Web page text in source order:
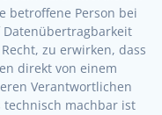
betroffene Person bei
zu erwirken, dass
direkt von einem
Verantwortlichen
machbar ist